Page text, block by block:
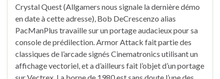
Crystal Quest (Allgamers nous signale la dernière démo
en date à cette adresse), Bob DeCrescenzo alias
PacManPlus travaille sur un portage audacieux pour sa
console de prédilection. Armor Attack fait partie des
classiques de l’arcade signés Cinematronics utilisant un
affichage vectoriel, et a d’ailleurs fait l’objet d’un portage